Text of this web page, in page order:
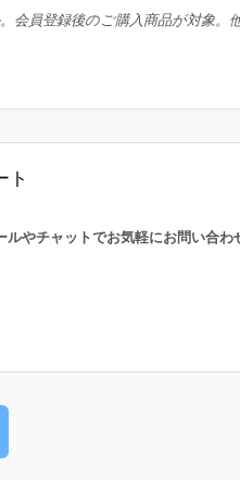
員登録後のご購入商品が対象。
ト
ルやチャットでお気軽にお問い合わ